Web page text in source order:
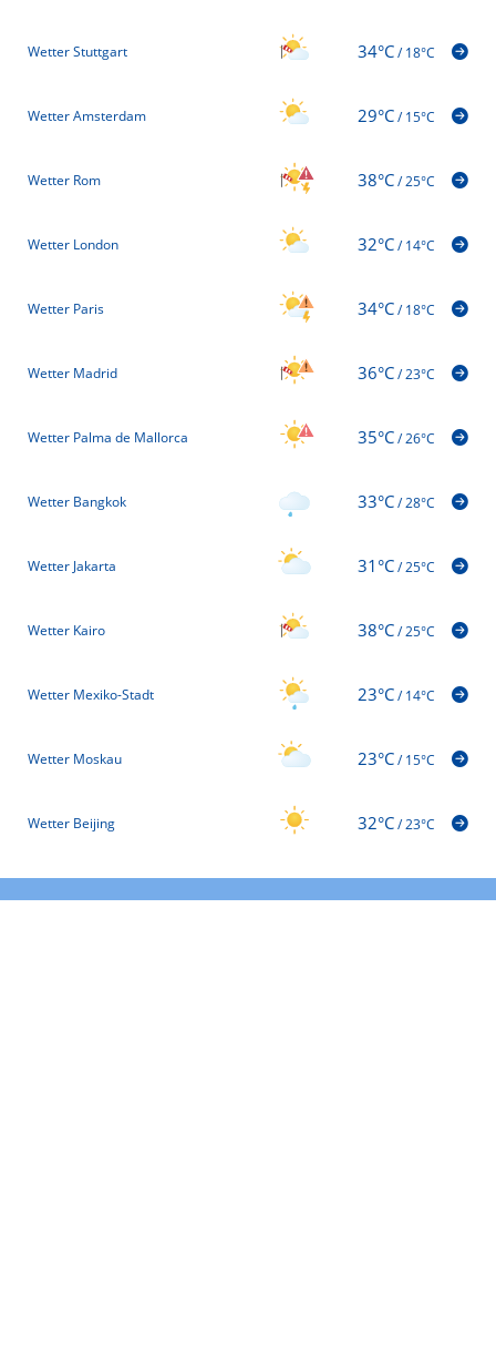
Wetter Stuttgart 34°C/18°C
Wetter Amsterdam 29°C/15°C
Wetter Rom 38°C/25°C
Wetter London 32°C/14°C
Wetter Paris 34°C/18°C
Wetter Madrid 36°C/23°C
Wetter Palma de Mallorca 35°C/26°C
Wetter Bangkok 33°C/28°C
Wetter Jakarta 31°C/25°C
Wetter Kairo 38°C/25°C
Wetter Mexiko-Stadt 23°C/14°C
Wetter Moskau 23°C/15°C
Wetter Beijing 32°C/23°C